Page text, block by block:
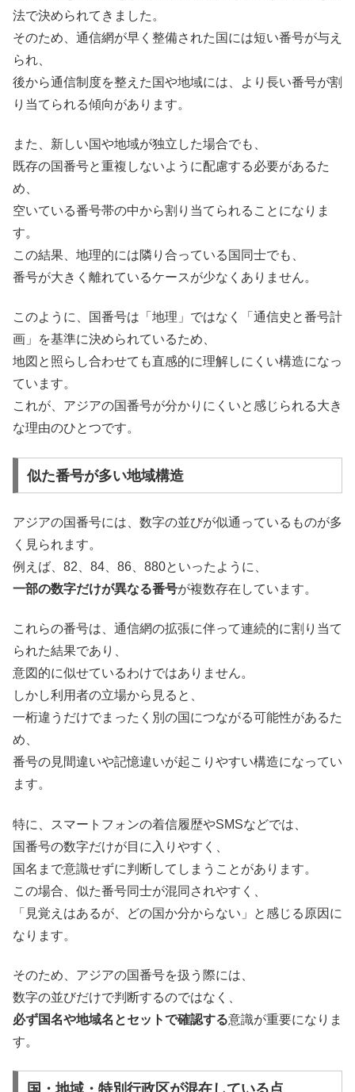
法で決められてきました。
そのため、通信網が早く整備された国には短い番号が与え
られ、
後から通信制度を整えた国や地域には、より長い番号が割
り当てられる傾向があります。
また、新しい国や地域が独立した場合でも、
既存の国番号と重複しないように配慮する必要があるた
め、
空いている番号帯の中から割り当てられることになりま
す。
この結果、地理的には隣り合っている国同士でも、
番号が大きく離れているケースが少なくありません。
このように、国番号は「地理」ではなく「通信史と番号計
画」を基準に決められているため、
地図と照らし合わせても直感的に理解しにくい構造になっ
ています。
これが、アジアの国番号が分かりにくいと感じられる大き
な理由のひとつです。
似た番号が多い地域構造
アジアの国番号には、数字の並びが似通っているものが多
く見られます。
例えば、82、84、86、880といったように、
一部の数字だけが異なる番号が複数存在しています。
これらの番号は、通信網の拡張に伴って連続的に割り当て
られた結果であり、
意図的に似せているわけではありません。
しかし利用者の立場から見ると、
一桁違うだけでまったく別の国につながる可能性があるた
め、
番号の見間違いや記憶違いが起こりやすい構造になってい
ます。
特に、スマートフォンの着信履歴やSMSなどでは、
国番号の数字だけが目に入りやすく、
国名まで意識せずに判断してしまうことがあります。
この場合、似た番号同士が混同されやすく、
「見覚えはあるが、どの国か分からない」と感じる原因に
なります。
そのため、アジアの国番号を扱う際には、
数字の並びだけで判断するのではなく、
必ず国名や地域名とセットで確認する意識が重要になりま
す。